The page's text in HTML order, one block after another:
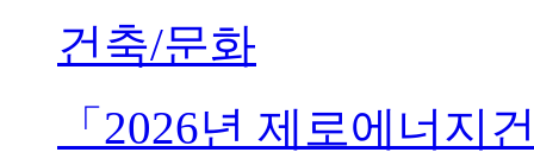
건축/문화
「2026년 제로에너지